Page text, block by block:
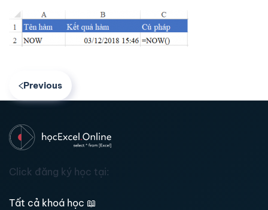
Previous
Click đăng ký học tại:
Tất cả khoá học 📖